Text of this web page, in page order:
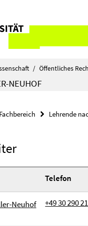
/ Öffentliches
NEUHOF
Fachbereich Lehrende
Telefon
Neuhof +49 30 290